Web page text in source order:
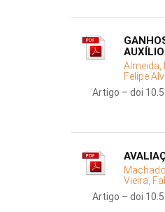
Almeida,
Felipe
Artigo – doi
Vieira,
Artigo – doi